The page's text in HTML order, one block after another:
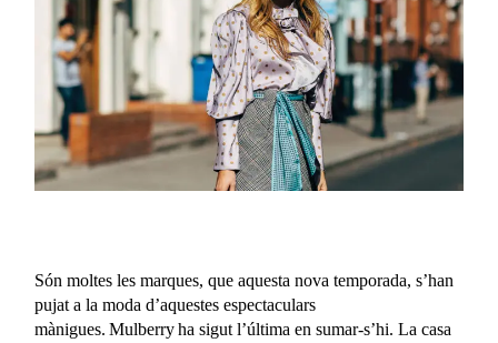
Són moltes les marques, que aquesta nova temporada, s’han
pujat a la moda d’aquestes espectaculars
mànigues. Mulberry ha sigut l’última en sumar-s’hi. La casa